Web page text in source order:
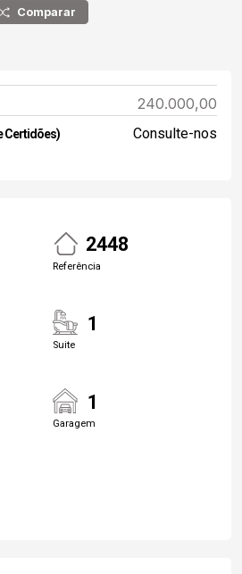
Comparar
240.000,00
Certidões) Consulte-nos
2448
Referência
1
Suite
1
Garagem